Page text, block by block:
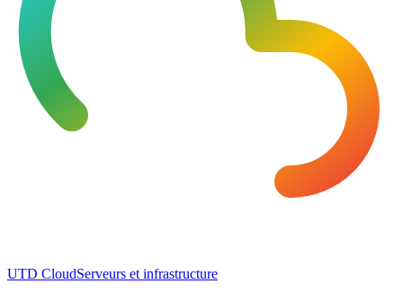
UTD CloudServeurs et infrastructure